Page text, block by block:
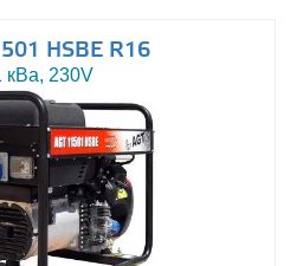
HSBE R16
кВа, 230V